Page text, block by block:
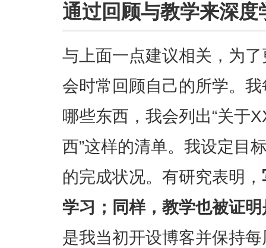
通过回顾与教学来深度
与上面一点建议相关，为
会时常回顾自己的所学。
哪些东西，我会列出“关于
西”这样的清单。我设定目
的完成状况。有研究表明，
学习；同样，教学也被证
是我当初开设博客并保持